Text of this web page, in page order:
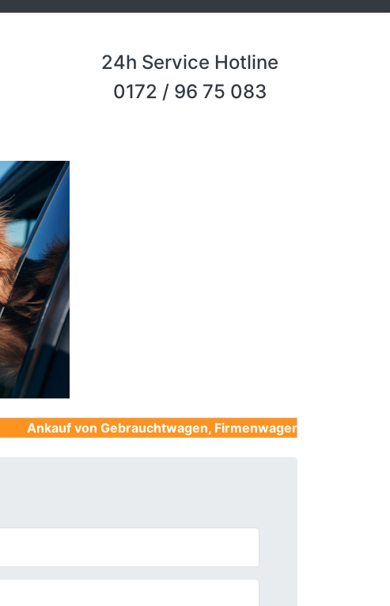
24h Service Hotline
0172 / 96 75 083
von Gebrauchtwagen, Firmenwagen, Unfallwagen,